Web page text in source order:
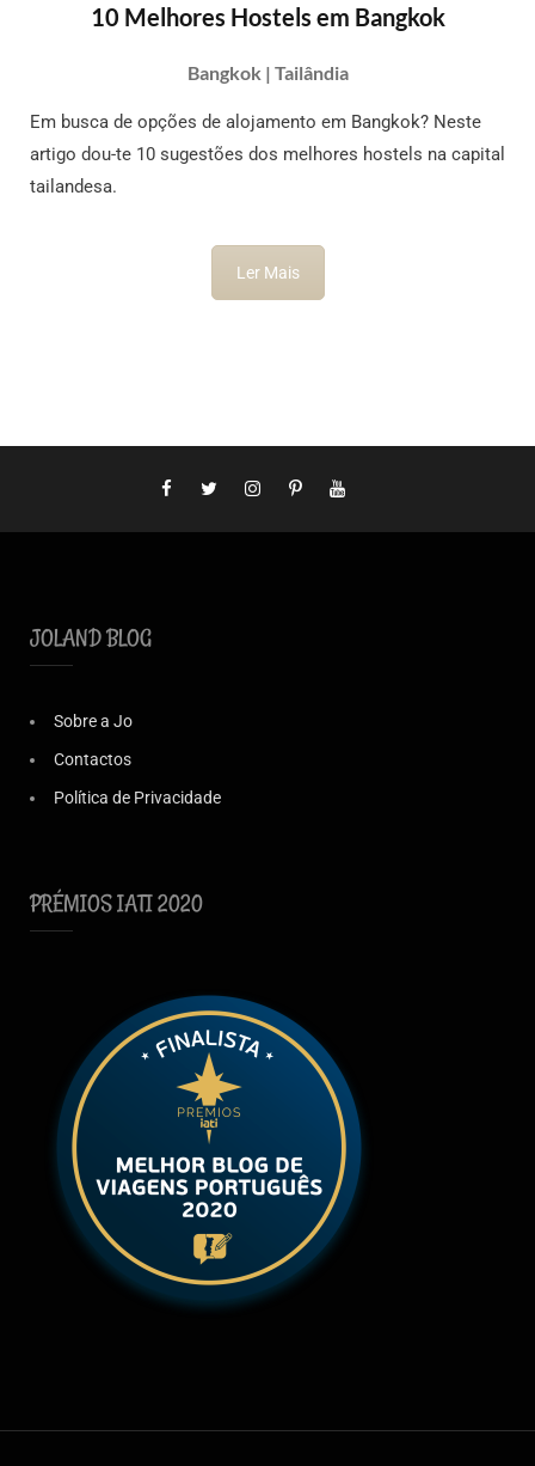
10 Melhores Hostels em Bangkok
Bangkok | Tailândia
Em busca de opções de alojamento em Bangkok? Neste
artigo dou-te 10 sugestões dos melhores hostels na capital
tailandesa.
Ler Mais
JOLAND BLOG
Sobre a Jo
Contactos
Política de Privacidade
PRÉMIOS IATI 2020